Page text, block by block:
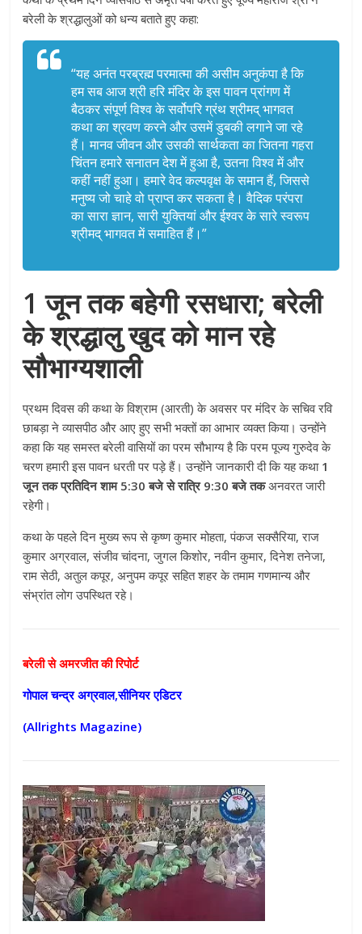
बरेली के श्रद्धालुओं को धन्य बताते हुए कहा:
“यह अनंत परब्रह्म परमात्मा की असीम अनुकंपा है कि
हम सब आज श्री हरि मंदिर के इस पावन प्रांगण में
बैठकर संपूर्ण विश्व के सर्वोपरि ग्रंथ श्रीमद् भागवत
कथा का श्रवण करने और उसमें डुबकी लगाने जा रहे
हैं। मानव जीवन और उसकी सार्थकता का जितना गहरा
चिंतन हमारे सनातन देश में हुआ है, उतना विश्व में और
कहीं नहीं हुआ। हमारे वेद कल्पवृक्ष के समान हैं, जिससे
मनुष्य जो चाहे वो प्राप्त कर सकता है। वैदिक परंपरा
का सारा ज्ञान, सारी युक्तियां और ईश्वर के सारे स्वरूप
श्रीमद् भागवत में समाहित हैं।”
1 जून तक बहेगी रसधारा; बरेली
के श्रद्धालु खुद को मान रहे
सौभाग्यशाली
प्रथम दिवस की कथा के विश्राम (आरती) के अवसर पर मंदिर के सचिव रवि
छाबड़ा ने व्यासपीठ और आए हुए सभी भक्तों का आभार व्यक्त किया। उन्होंने
कहा कि यह समस्त बरेली वासियों का परम सौभाग्य है कि परम पूज्य गुरुदेव के
चरण हमारी इस पावन धरती पर पड़े हैं। उन्होंने जानकारी दी कि यह कथा 1
जून तक प्रतिदिन शाम 5:30 बजे से रात्रि 9:30 बजे तकअनवरत जारी
रहेगी।
कथा के पहले दिन मुख्य रूप से कृष्ण कुमार मोहता, पंकज सक्सैरिया, राज
कुमार अग्रवाल, संजीव चांदना, जुगल किशोर, नवीन कुमार, दिनेश तनेजा,
राम सेठी, अतुल कपूर, अनुपम कपूर सहित शहर के तमाम गणमान्य और
संभ्रांत लोग उपस्थित रहे।
बरेली से अमरजीत की रिपोर्ट
गोपाल चन्द्र अग्रवाल,सीनियर एडिटर
(Allrights Magazine)